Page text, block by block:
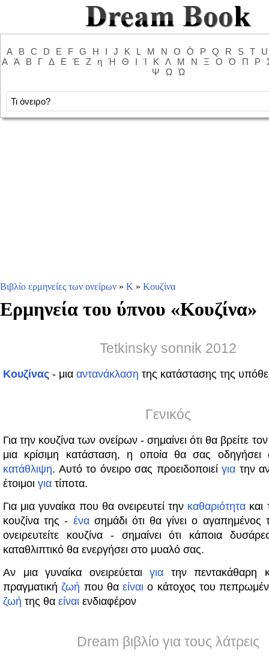
A B C D E F G H I J K L M N O Ò P Q R S T
U
Α Ά Β Γ Δ Ε Έ Ζ η Ή Θ Ι Ί Κ Λ Μ Ν Ξ Ο Ό Π Ρ
Ψ
Ω Ώ
Βιβλίο ερμηνείες των ονείρων » Κ » Κουζίνα
Ερμηνεία του ύπνου «Κουζίνα»
Tetkinsky sonnik 2012
Κουζίνας - μια αντανάκλαση της κατάστασης της
Γενικός
Για την κουζίνα των ονείρων - σημαίνει ότι θα βρείτε
μια κρίσιμη κατάσταση, η οποία θα σας οδηγήσει
κατάθλιψη. Αυτό το όνειρο σας προειδοποιεί για την
έτοιμοι για τίποτα.
Για μια γυναίκα που θα ονειρευτεί την καθαριότητα και
κουζίνα της - ένασημάδι ότι θα γίνει ο αγαπημένος
ονειρευτείτε κουζίνα - σημαίνει ότι κάποια
καταθλιπτικό θα ενεργήσει στο μυαλό σας.
Αν μια γυναίκα ονειρεύεται για την πεντακάθαρη
πραγματικήζωή που θαείναι ο κάτοχος του
ζωή της θα είναι ενδιαφέρον
Dream βιβλίο για τους λάτρεις